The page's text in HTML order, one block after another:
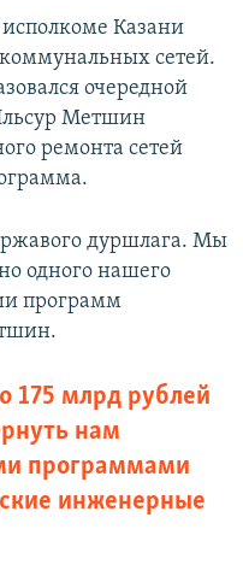
Казани
коммунальных сетей.
очередной
Метшин
ремонта сетей
дуршлага. Мы
одного нашего
программ
175 млрд рублей
нам
программами
инженерные